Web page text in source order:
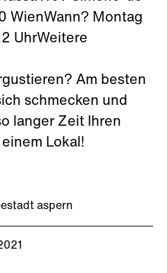
aspern
WienWann? Montag
UhrWeitere
Am besten
schmecken und
langer Zeit Ihren
Lokal!